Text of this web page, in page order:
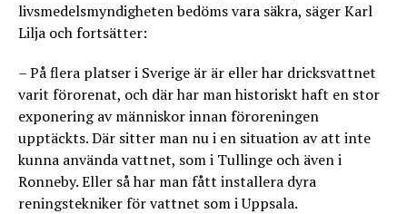
livsmedelsmyndigheten bedöms vara säkra, säger Karl
Lilja och fortsätter:
– På flera platser i Sverige är är eller har dricksvattnet
varit förorenat, och där har man historiskt haft en stor
exponering av människor innan föroreningen
upptäckts. Där sitter man nu i en situation av att inte
kunna använda vattnet, som i Tullinge och även i
Ronneby. Eller så har man fått installera dyra
reningstekniker för vattnet som i Uppsala.